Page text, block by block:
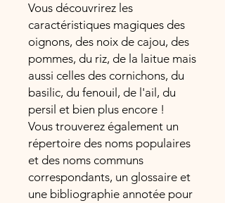
Vous découvrirez les
caractéristiques magiques des
oignons, des noix de cajou, des
pommes, du riz, de la laitue mais
aussi celles des cornichons, du
basilic, du fenouil, de l'ail, du
persil et bien plus encore !
Vous trouverez également un
répertoire des noms populaires
et des noms communs
correspondants, un glossaire et
une bibliographie annotée pour